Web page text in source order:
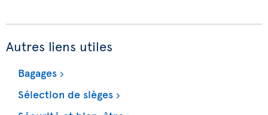
Autres liens utiles
Bagages
Sélection de sièges